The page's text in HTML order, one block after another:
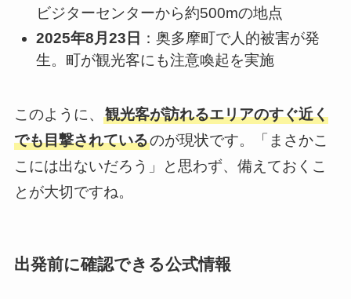
ビジターセンターから約500mの地点
2025年8月23日 ：奥多摩町で人的被害が発
生。町が観光客にも注意喚起を実施
このように、 観光客が訪れるエリアのすぐ近く
でも目撃されているのが現状です。「まさかこ
こには出ないだろう」と思わず、備えておくこ
とが大切ですね。
出発前に確認できる公式情報